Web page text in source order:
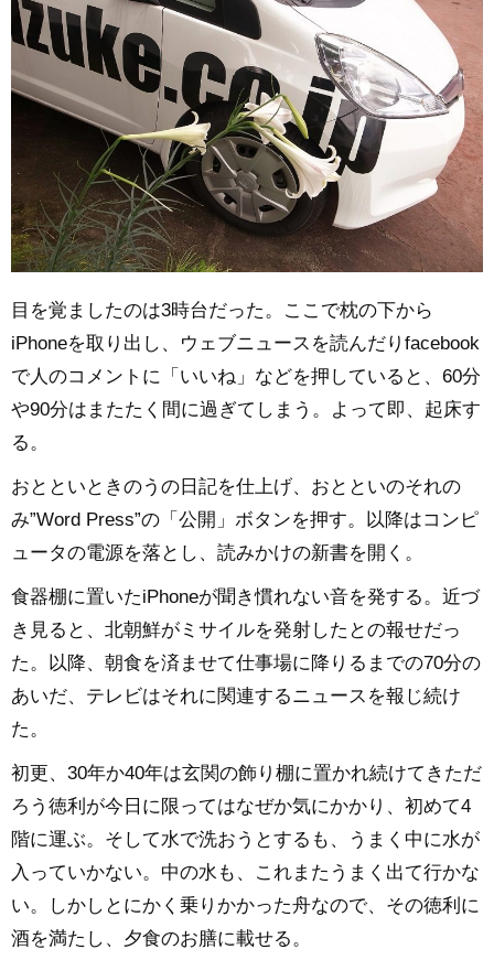
目を覚ましたのは3時台だった。ここで枕の下から
iPhoneを取り出し、ウェブニュースを読んだりfacebook
で人のコメントに「いいね」などを押していると、60分
や90分はまたたく間に過ぎてしまう。よって即、起床す
る。
おとといときのうの日記を仕上げ、おとといのそれの
み”Word Press”の「公開」ボタンを押す。以降はコンピ
ュータの電源を落とし、読みかけの新書を開く。
食器棚に置いたiPhoneが聞き慣れない音を発する。近づ
き見ると、北朝鮮がミサイルを発射したとの報せだっ
た。以降、朝食を済ませて仕事場に降りるまでの70分の
あいだ、テレビはそれに関連するニュースを報じ続け
た。
初更、30年か40年は玄関の飾り棚に置かれ続けてきただ
ろう徳利が今日に限ってはなぜか気にかかり、初めて4
階に運ぶ。そして水で洗おうとするも、うまく中に水が
入っていかない。中の水も、これまたうまく出て行かな
い。しかしとにかく乗りかかった舟なので、その徳利に
酒を満たし、夕食のお膳に載せる。